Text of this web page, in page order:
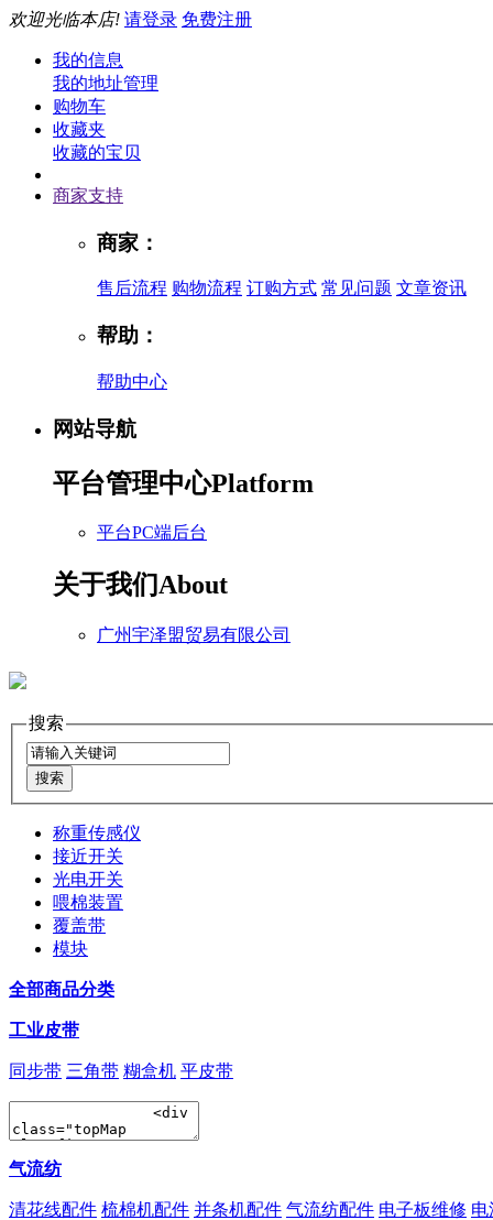
欢迎光临本店! 请登录 免费注册
我的信息
我的地址管理
购物车
收藏夹
收藏的宝贝
商家支持
商家：
售后流程 购物流程 订购方式 常见问题 文章资讯
帮助：
帮助中心
网站导航
平台管理中心Platform
平台PC端后台
关于我们About
广州宇泽盟贸易有限公司
搜索
称重传感仪
接近开关
光电开关
喂棉装置
覆盖带
模块
全部商品分类
工业皮带
同步带 三角带 糊盒机 平皮带
气流纺
清花线配件 梳棉机配件 并条机配件 气流纺配件 电子板维修 电